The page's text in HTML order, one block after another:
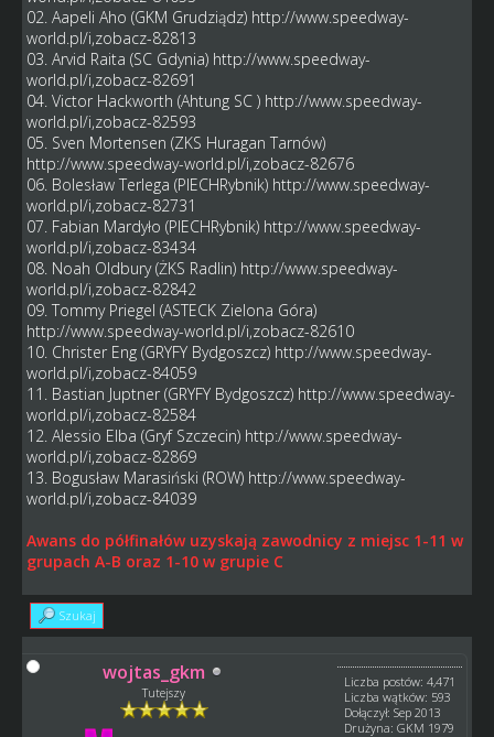
02. Aapeli Aho (GKM Grudziądz) http://www.speedway-
world.pl/i,zobacz-82813
03. Arvid Raita (SC Gdynia) http://www.speedway-
world.pl/i,zobacz-82691
04. Victor Hackworth (Ahtung SC ) http://www.speedway-
world.pl/i,zobacz-82593
05. Sven Mortensen (ZKS Huragan Tarnów)
http://www.speedway-world.pl/i,zobacz-82676
06. Bolesław Terlega (PIECHRybnik) http://www.speedway-
world.pl/i,zobacz-82731
07. Fabian Mardyło (PIECHRybnik) http://www.speedway-
world.pl/i,zobacz-83434
08. Noah Oldbury (ŻKS Radlin) http://www.speedway-
world.pl/i,zobacz-82842
09. Tommy Priegel (ASTECK Zielona Góra)
http://www.speedway-world.pl/i,zobacz-82610
10. Christer Eng (GRYFY Bydgoszcz) http://www.speedway-
world.pl/i,zobacz-84059
11. Bastian Juptner (GRYFY Bydgoszcz) http://www.speedway-
world.pl/i,zobacz-82584
12. Alessio Elba (Gryf Szczecin) http://www.speedway-
world.pl/i,zobacz-82869
13. Bogusław Marasiński (ROW) http://www.speedway-
world.pl/i,zobacz-84039
Awans do półfinałów uzyskają zawodnicy z miejsc 1-11 w
grupach A-B oraz 1-10 w grupie C
Szukaj
wojtas_gkm
Tutejszy
Liczba postów: 4,471
Liczba wątków: 593
Dołączył: Sep 2013
Drużyna: GKM 1979